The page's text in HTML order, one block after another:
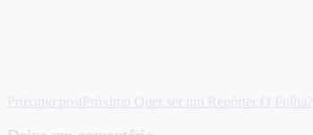
Próximo post Próximo Quer ser um Repórter O Folha?